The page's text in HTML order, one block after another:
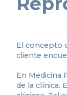
El concepto
cliente
En Medicina
de la clínica.